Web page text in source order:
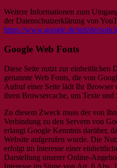
Weitere Informationen zum
der Datenschutzerklärung von
https://www.google.de/intl/de/
Google Web Fonts
Diese Seite nutzt zur einheitlichen
genannte Web Fonts, die von
Aufruf einer Seite lädt Ihr Browser
ihren Browsercache, um Texte
Zu diesem Zweck muss der von
Verbindung zu den Servern von
erlangt Google Kenntnis darüber,
Website aufgerufen wurde. Die
erfolgt im Interesse einer
Darstellung unserer Online-
Interesse im Sinne von Art. 6 Abs.